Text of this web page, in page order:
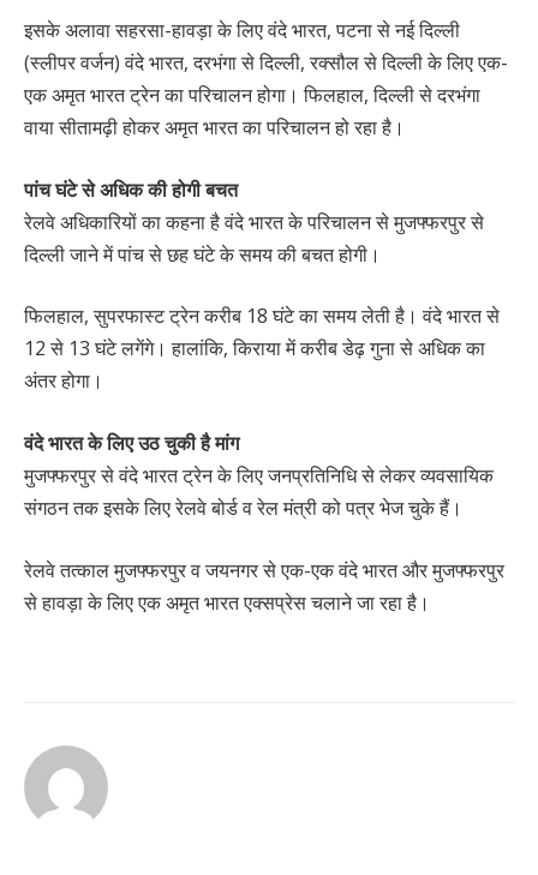
इसके अलावा सहरसा-हावड़ा के लिए वंदे भारत, पटना से नई दिल्ली
(स्लीपर वर्जन) वंदे भारत, दरभंगा से दिल्ली, रक्सौल से दिल्ली के लिए एक-
एक अमृत भारत ट्रेन का परिचालन होगा। फिलहाल, दिल्ली से दरभंगा
वाया सीतामढ़ी होकर अमृत भारत का परिचालन हो रहा है।
पांच घंटे से अधिक की होगी बचत
रेलवे अधिकारियों का कहना है वंदे भारत के परिचालन से मुजफ्फरपुर से
दिल्ली जाने में पांच से छह घंटे के समय की बचत होगी।
फिलहाल, सुपरफास्ट ट्रेन करीब 18 घंटे का समय लेती है। वंदे भारत से
12 से 13 घंटे लगेंगे। हालांकि, किराया में करीब डेढ़ गुना से अधिक का
अंतर होगा।
वंदे भारत के लिए उठ चुकी है मांग
मुजफ्फरपुर से वंदे भारत ट्रेन के लिए जनप्रतिनिधि से लेकर व्यवसायिक
संगठन तक इसके लिए रेलवे बोर्ड व रेल मंत्री को पत्र भेज चुके हैं।
रेलवे तत्काल मुजफ्फरपुर व जयनगर से एक-एक वंदे भारत और मुजफ्फरपुर
से हावड़ा के लिए एक अमृत भारत एक्सप्रेस चलाने जा रहा है।